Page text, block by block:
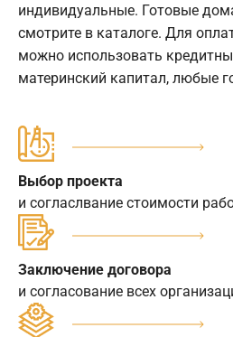
индивидуальные. Готовые
смотрите в каталоге. Для
можно использовать
материнский капитал, любые
Выбор проекта
и согласлвание стоимости
Заключение договора
и согласование всех